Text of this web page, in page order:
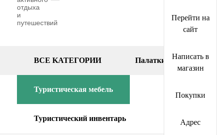
BCE KATEГОPИИ Палатки
Туристическая мебель
Туристический инвентарь
Перейти на
сайт
Написать в
магазин
Покупки
Адрес